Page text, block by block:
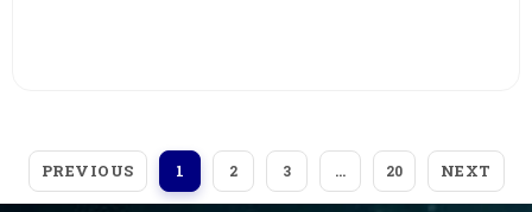
PREVIOUS 1 2 3 … 20 NEXT